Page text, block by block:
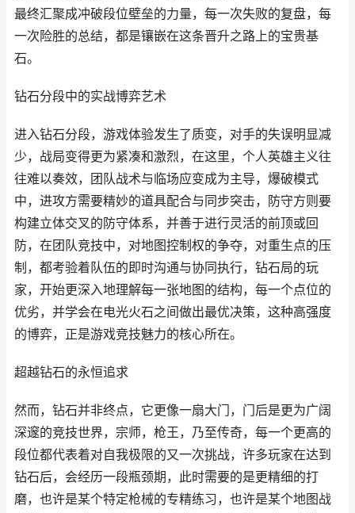
最终汇聚成冲破段位壁垒的力量，每一次失败的复盘，每
一次险胜的总结，都是镶嵌在这条晋升之路上的宝贵基
石。
钻石分段中的实战博弈艺术
进入钻石分段，游戏体验发生了质变，对手的失误明显减
少，战局变得更为紧凑和激烈，在这里，个人英雄主义往
往难以奏效，团队战术与临场应变成为主导，爆破模式
中，进攻方需要精妙的道具配合与同步突击，防守方则要
构建立体交叉的防守体系，并善于进行灵活的前顶或回
防，在团队竞技中，对地图控制权的争夺，对重生点的压
制，都考验着队伍的即时沟通与协同执行，钻石局的玩
家，开始更深入地理解每一张地图的结构，每一个点位的
优劣，并学会在电光火石之间做出最优决策，这种高强度
的博弈，正是游戏竞技魅力的核心所在。
超越钻石的永恒追求
然而，钻石并非终点，它更像一扇大门，门后是更为广阔
深邃的竞技世界，宗师，枪王，乃至传奇，每一个更高的
段位都代表着对自我极限的又一次挑战，许多玩家在达到
钻石后，会经历一段瓶颈期，此时需要的是更精细的打
磨，也许是某个特定枪械的专精练习，也许是某个地图战